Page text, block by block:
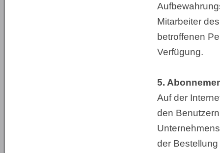
Mitarbeiter
betroffenen
Verfügung.
5.
Auf der
den
der